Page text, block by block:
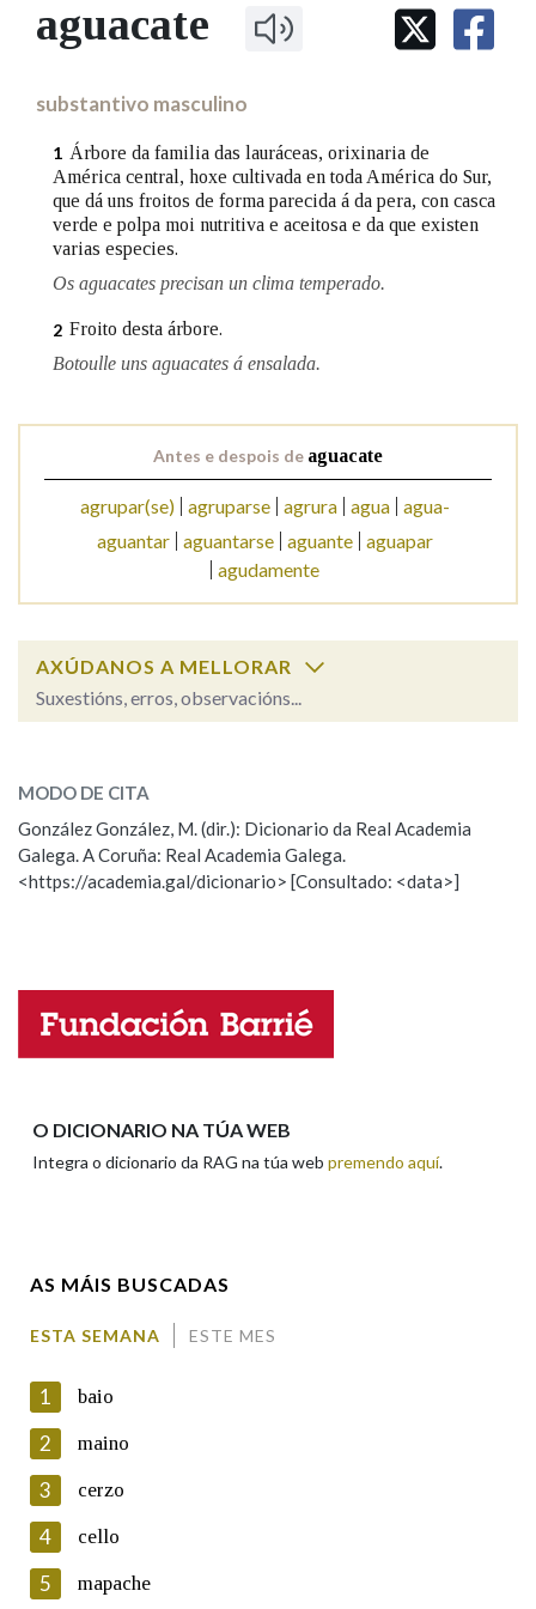
IDENTIDADE CORPORATIVA
MARCIAL DEL ADALID
FIGURAS HOMENAXEADAS
PRIMAVERA DAS LETRAS
PORTAL DAS PALABRAS
Facebook
TwitterYoutubeInstagram
Bluesky
BUSCAR NOS LEMAS
Remata por
Contén
BUSCAR NO CONTIDO
Nos exemplos
Na fraseoloxía
OUTRAS OPCIÓNS DE BUSCA
Pertence a
aguacate
substantivo masculino
1 Árbore da familia das lauráceas, orixinaria de
América central, hoxe cultivada en toda América do Sur,
que dá uns froitos de forma parecida á da pera, con casca
verde e polpa moi nutritiva e aceitosa e da que existen
varias especies.
Os aguacates precisan un clima temperado.
2 Froito desta árbore.
Botoulle uns aguacates á ensalada.
Antes e despois de aguacate
agrupar(se) agruparse agrura agua agua-
aguantar aguantarse aguante aguapar
agudamente
AXÚDANOS A MELLORAR
Suxestións, erros, observacións...
ESCOLLE UNHA OPCIÓN:
Observación Hai un erro na palabra
Propoño mellorar a definición
Nome
En cumprimento da normativa vixente en materia de
Protección de Datos de Carácter Persoal, a Real Academia
Galega informa a aqueles usuarios que faciliten o seu correo
electrónico, así como calquera outra información de carácter
persoal, que estes datos serán obxecto de tratamento
MODO DE CITA
González González, M. (dir.): Dicionario da Real Academia
Galega. A Coruña: Real Academia Galega.
<https://academia.gal/dicionario> [Consultado: <data>]
O DICIONARIO NA TÚA WEB
Integra o dicionario da RAG na túa web premendo aquí.
AS MÁIS BUSCADAS
ESTA SEMANA ESTE MES
1 baio
2 maino
3 cerzo
4 cello
5 mapache